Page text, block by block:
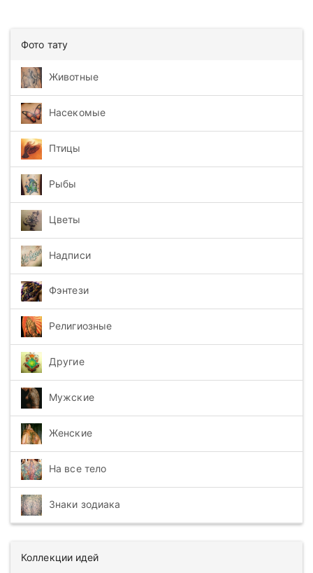
Фото тату
Животные
Насекомые
Птицы
Рыбы
Цветы
Надписи
Фэнтези
Религиозные
Другие
Мужские
Женские
На все тело
Знаки зодиака
Коллекции идей